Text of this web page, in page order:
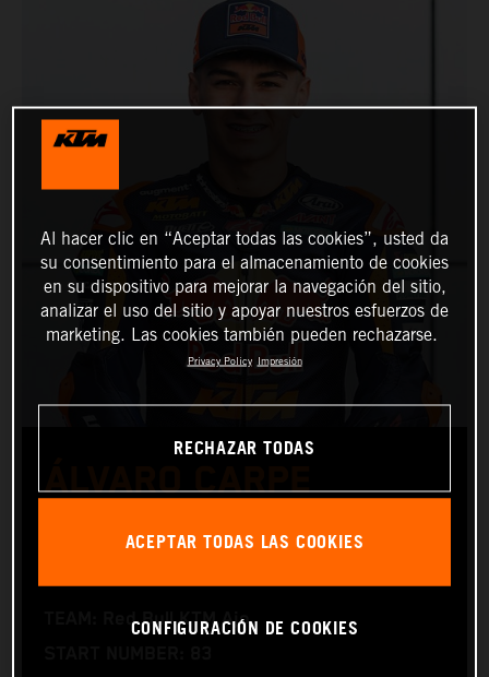
ÁLVARO CARPE
TEAM: Red Bull KTM Ajo
Al hacer clic en “Aceptar todas las cookies”, usted da
su consentimiento para el almacenamiento de cookies
en su dispositivo para mejorar la navegación del sitio,
analizar el uso del sitio y apoyar nuestros esfuerzos de
marketing. Las cookies también pueden rechazarse.
Privacy Policy Impresión
RECHAZAR TODAS
ACEPTAR TODAS LAS COOKIES
CONFIGURACIÓN DE COOKIES